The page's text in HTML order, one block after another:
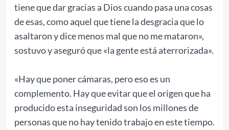
tiene que dar gracias a Dios cuando pasa una cosas
de esas, como aquel que tiene la desgracia que lo
asaltaron y dice menos mal que no me mataron»,
sostuvo y aseguró que «la gente está aterrorizada».
«Hay que poner cámaras, pero eso es un
complemento. Hay que evitar que el origen que ha
producido esta inseguridad son los millones de
personas que no hay tenido trabajo en este tiempo.